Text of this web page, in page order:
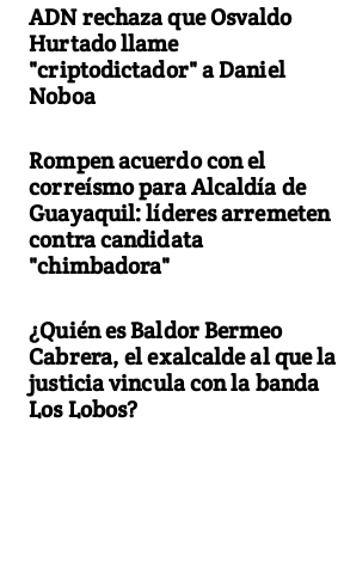
ADN rechaza que Osvaldo
Hurtado llame
"criptodictador" a Daniel
Noboa
Rompen acuerdo con el
correísmo para Alcaldía de
Guayaquil: líderes arremeten
contra candidata
"chimbadora"
¿Quién es Baldor Bermeo
Cabrera, el exalcalde al que la
justicia vincula con la banda
Los Lobos?